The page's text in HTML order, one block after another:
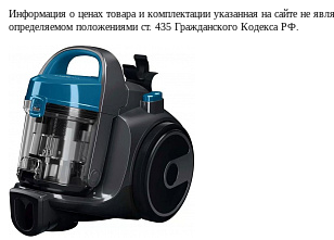
Информация о ценах товара и комплектации указанная на сайте не
определяемом положениями ст. 435 Гражданского Кодекса РФ.